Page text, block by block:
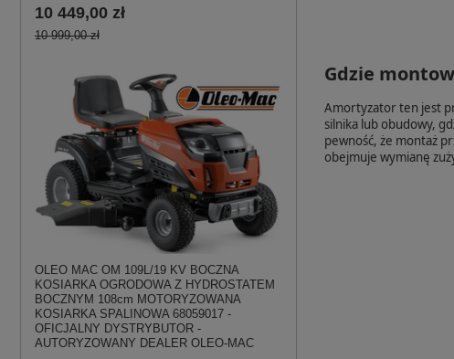
10 449,00 zł
10 999,00 zł
OLEO MAC OM 109L/19 KV BOCZNA
KOSIARKA OGRODOWA Z HYDROSTATEM
BOCZNYM 108cm MOTORYZOWANA
KOSIARKA SPALINOWA 68059017 -
OFICJALNY DYSTRYBUTOR -
AUTORYZOWANY DEALER OLEO-MAC
Gdzie
Amortyzator ten jest
silnika lub obudowy,
pewność, że montaż
obejmuje wymianę